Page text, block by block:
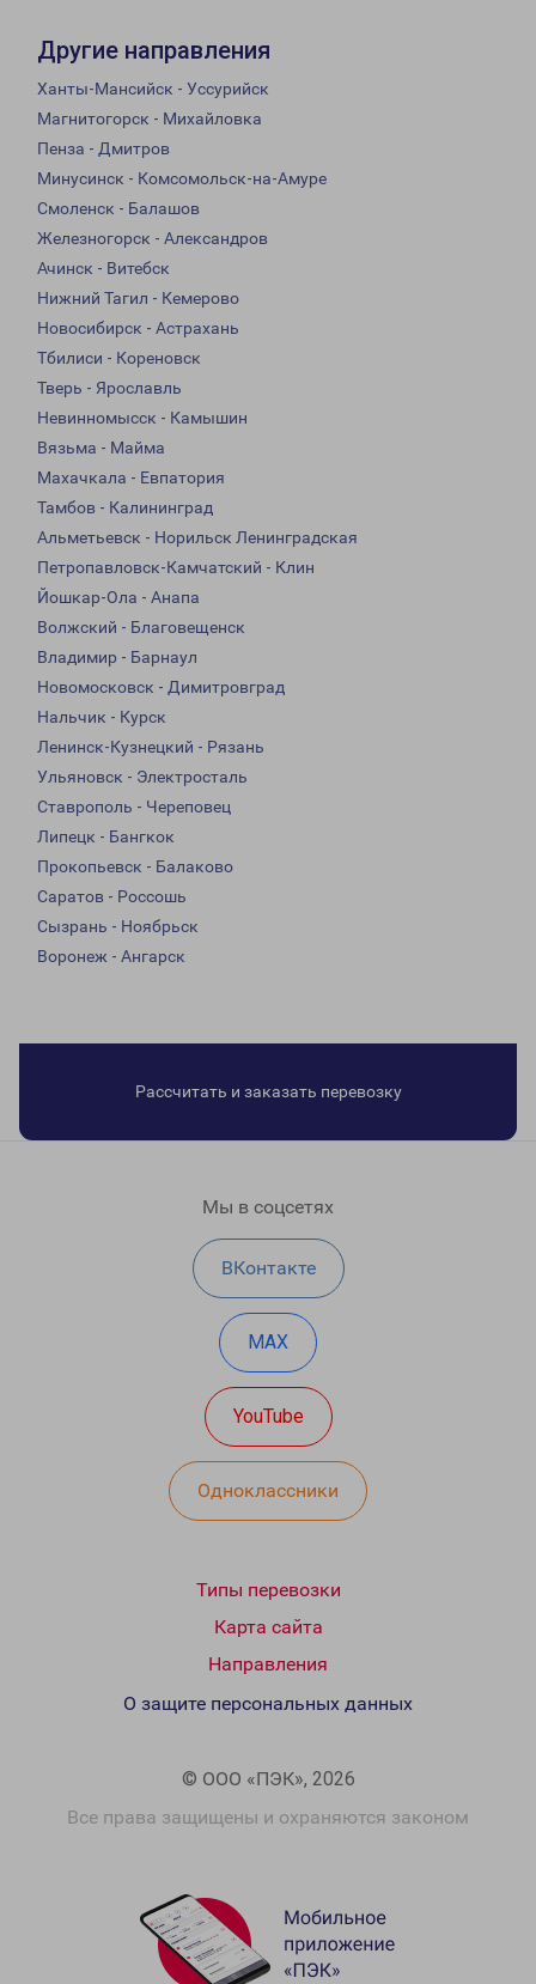
Другие направления
Ханты-Мансийск - Уссурийск
Магнитогорск - Михайловка
Пенза - Дмитров
Минусинск - Комсомольск-на-Амуре
Смоленск - Балашов
Железногорск - Александров
Ачинск - Витебск
Нижний Тагил - Кемерово
Новосибирск - Астрахань
Тбилиси - Кореновск
Тверь - Ярославль
Невинномысск - Камышин
Вязьма - Майма
Махачкала - Евпатория
Тамбов - Калининград
Альметьевск - Норильск Ленинградская
Петропавловск-Камчатский - Клин
Йошкар-Ола - Анапа
Волжский - Благовещенск
Владимир - Барнаул
Новомосковск - Димитровград
Нальчик - Курск
Ленинск-Кузнецкий - Рязань
Ульяновск - Электросталь
Ставрополь - Череповец
Липецк - Бангкок
Прокопьевск - Балаково
Саратов - Россошь
Сызрань - Ноябрьск
Воронеж - Ангарск
Рассчитать и заказать перевозку
Мы в соцсетях
ВКонтакте
MAX
YouTube
Одноклассники
Типы перевозки
Карта сайта
Направления
© ООО «ПЭК», 2026
Все права защищены и охраняются законом
О защите персональных данных